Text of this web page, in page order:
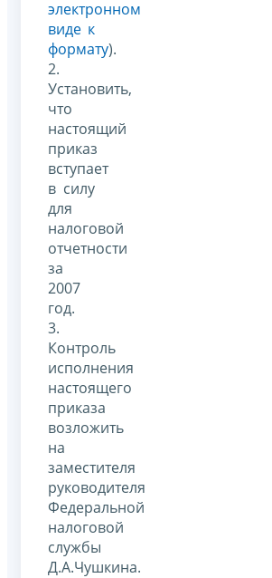
электронном
виде к
формату).
2.
Установить,
что
настоящий
приказ
вступает
в силу
для
налоговой
отчетности
за
2007
год.
3.
Контроль
исполнения
настоящего
приказа
возложить
на
заместителя
руководителя
Федеральной
налоговой
службы
Д.А.Чушкина.